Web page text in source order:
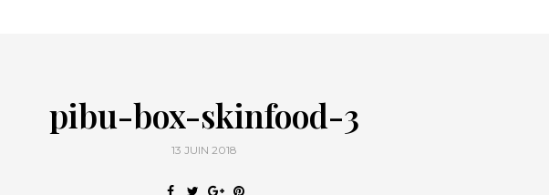
pibu-box-skinfood-3
13 JUIN 2018